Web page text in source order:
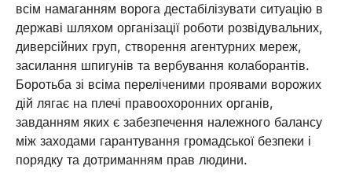
всім намаганням ворога дестабілізувати ситуацію в
державі шляхом організації роботи розвідувальних,
диверсійних груп, створення агентурних мереж,
засилання шпигунів та вербування колаборантів.
Боротьба зі всіма переліченими проявами ворожих
дій лягає на плечі правоохоронних органів,
завданням яких є забезпечення належного балансу
між заходами гарантування громадської безпеки і
порядку та дотриманням прав людини.